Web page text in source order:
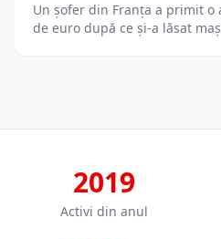
Un șofer din Franța a primit o
de euro după ce și-a lăsat
2019
Activi din anul